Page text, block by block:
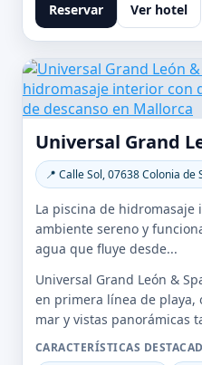
Reservar Ver hotel
Universal Grand
📍 Calle Sol, 07638 Colonia de
La piscina de
ambiente sereno y
agua que fluye desde...
Universal Grand León &
en primera línea de playa,
mar y vistas panorámicas
CARACTERÍSTICAS